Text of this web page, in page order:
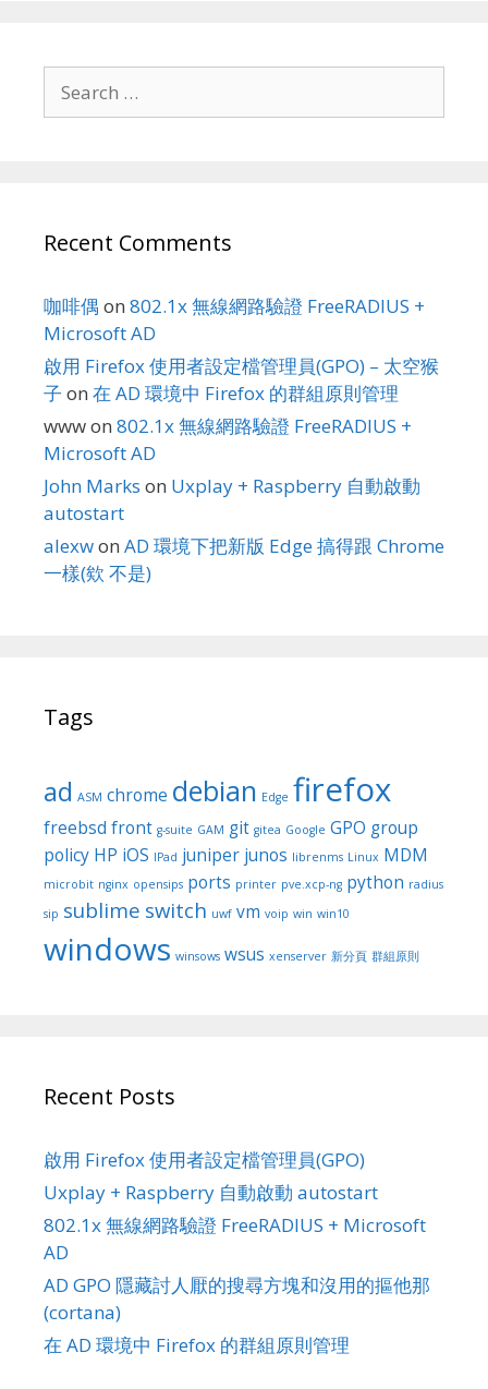
for:
Recent Comments
咖啡偶 on 802.1x 無線網路驗證 FreeRADIUS +
Microsoft AD
啟用 Firefox 使用者設定檔管理員(GPO) – 太空猴
子 on 在 AD 環境中 Firefox 的群組原則管理
wwwon 802.1x 無線網路驗證 FreeRADIUS +
Microsoft AD
John Marks on Uxplay + Raspberry 自動啟動
autostart
alexwon AD 環境下把新版 Edge 搞得跟 Chrome
一樣(欸 不是)
Tags
ad ASM chrome debian Edge firefox
freebsd front g-suite GAM git gitea Google GPO group
policy HP iOS IPad juniper junos librenms Linux MDM
microbit nginx opensips ports printer pve.xcp-ng python radius
sip sublime switch uwf vm voip win win10
windows winsows wsus xenserver 新分頁 群組原則
Recent Posts
啟用 Firefox 使用者設定檔管理員(GPO)
Uxplay + Raspberry 自動啟動 autostart
802.1x 無線網路驗證 FreeRADIUS + Microsoft
AD
AD GPO 隱藏討人厭的搜尋方塊和沒用的摳他那
(cortana)
在 AD 環境中 Firefox 的群組原則管理